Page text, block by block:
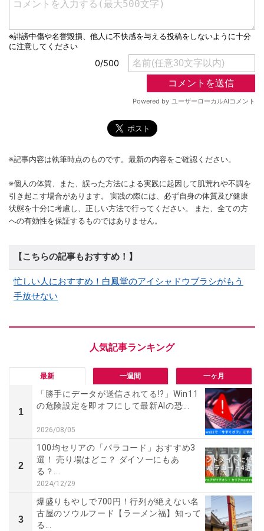
※記事内容は執筆時点のものです。最新の内容をご確認ください。
※個人の体質、また、誤った方法による実践に起因して肌荒れや不調を
引き起こす場合があります。 実践の際には、必ず自身の体質及び健康
状態を十分に考慮し、正しい方法で行ってください。 また、全ての方
への有効性を保証するものではありません。
【こちらの記事もおすすめ！】
忙しい人におすすめ！白鳳堂のアイシャドウブラシがもう
手放せない
最新 一週間 一ヶ月
1
「勝手にデータが送信されてる!?」Win11
の危険設定を即オフにして最新AIの恐...
2026/08/05
2
100均セリアの「パラコード」おすすめ3
選！ 売り場はどこ？ ダイソーにもあ
る？...
2024/12/29
3
爆盛りもやしで700円！行列が絶えない名
古屋のソウルフード【ラーメン福】知って
る...